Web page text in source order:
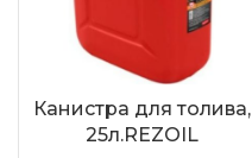
Канистра для толива,
25л.REZOIL